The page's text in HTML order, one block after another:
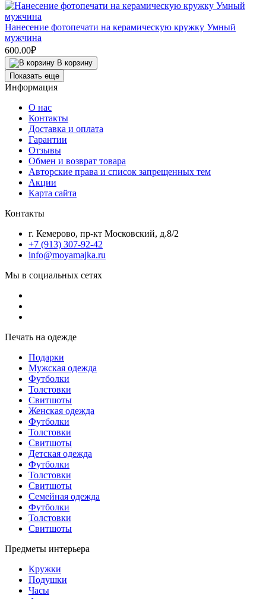
Нанесение фотопечати на керамическую кружку Умный
мужчина
600.00₽
В корзину
Показать еще
Информация
О нас
Контакты
Доставка и оплата
Гарантии
Отзывы
Обмен и возврат товара
Авторские права и список запрещенных тем
Акции
Карта сайта
Контакты
г. Кемерово, пр-кт Московский, д.8/2
+7 (913) 307-92-42
info@moyamajka.ru
Мы в социальных сетях
Печать на одежде
Подарки
Мужская одежда
Футболки
Толстовки
Свитшоты
Женская одежда
Футболки
Толстовки
Свитшоты
Детская одежда
Футболки
Толстовки
Свитшоты
Семейная одежда
Футболки
Толстовки
Свитшоты
Предметы интерьера
Кружки
Подушки
Часы